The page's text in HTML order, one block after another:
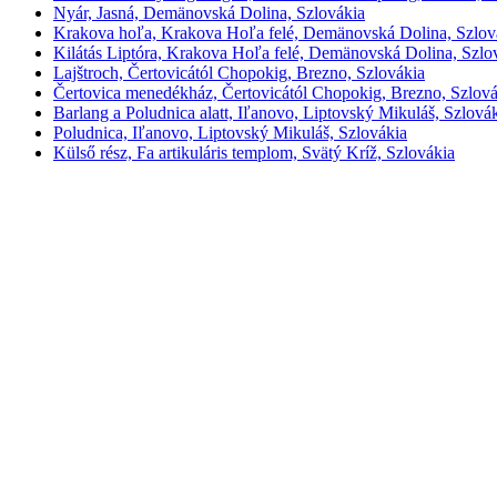
Nyár, Jasná, Demänovská Dolina, Szlovákia
Krakova hoľa, Krakova Hoľa felé, Demänovská Dolina,
Kilátás Liptóra, Krakova Hoľa felé, Demänovská Dolina,
Lajštroch, Čertovicától Chopokig, Brezno, Szlovákia
Čertovica menedékház, Čertovicától Chopokig, Brezno,
Barlang a Poludnica alatt, Iľanovo, Liptovský Mikuláš,
Poludnica, Iľanovo, Liptovský Mikuláš, Szlovákia
Külső rész, Fa artikuláris templom, Svätý Kríž, Szlovákia